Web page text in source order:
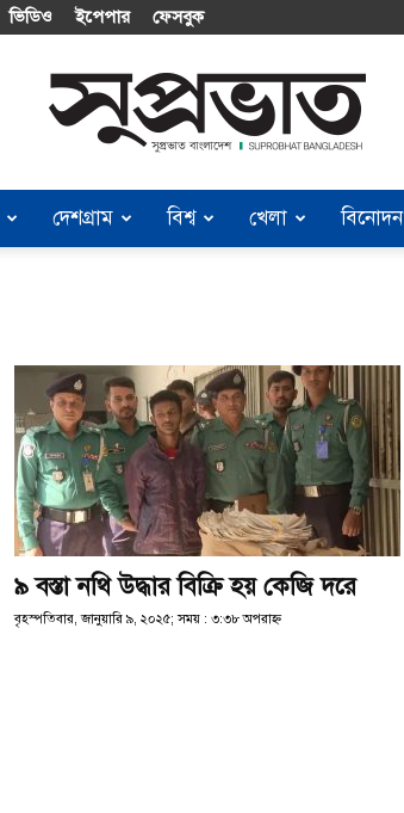
ভিডিও ইপেপার ফেসবুক
Suprobhat
Bangladesh
দেশগ্রাম বিশ্ব খেলা বিনোদন
৯ বস্তা নথি উদ্ধার বিক্রি হয় কেজি দরে
বৃহস্পতিবার, জানুয়ারি ৯, ২০২৫; সময় : ৩:৩৮ অপরাহ্ণ